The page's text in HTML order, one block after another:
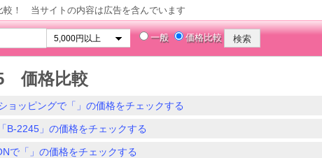
較！ 当サイトの内容は広告を含んでいます
一般 価格比較
価格比較
ョッピングで「」の価格をチェックする
B-2245」の価格をチェックする
で「」の価格をチェックする